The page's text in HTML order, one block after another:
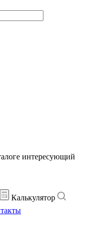
интересующий
Калькулятор